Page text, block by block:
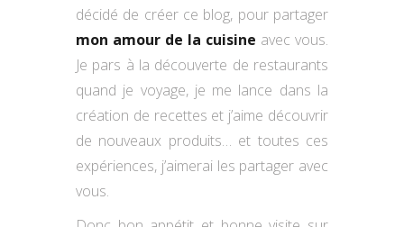
décidé de créer ce blog, pour partager
mon amour de la cuisine avec vous.
Je pars à la découverte de restaurants
quand je voyage, je me lance dans la
création de recettes et j’aime découvrir
de nouveaux produits… et toutes ces
expériences, j’aimerai les partager avec
vous.